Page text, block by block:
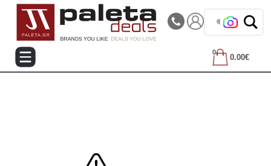
Τηλεφωνικές Παραγγελίες: 2105714144 |||
❤️ Βρες τα
0
0.00€